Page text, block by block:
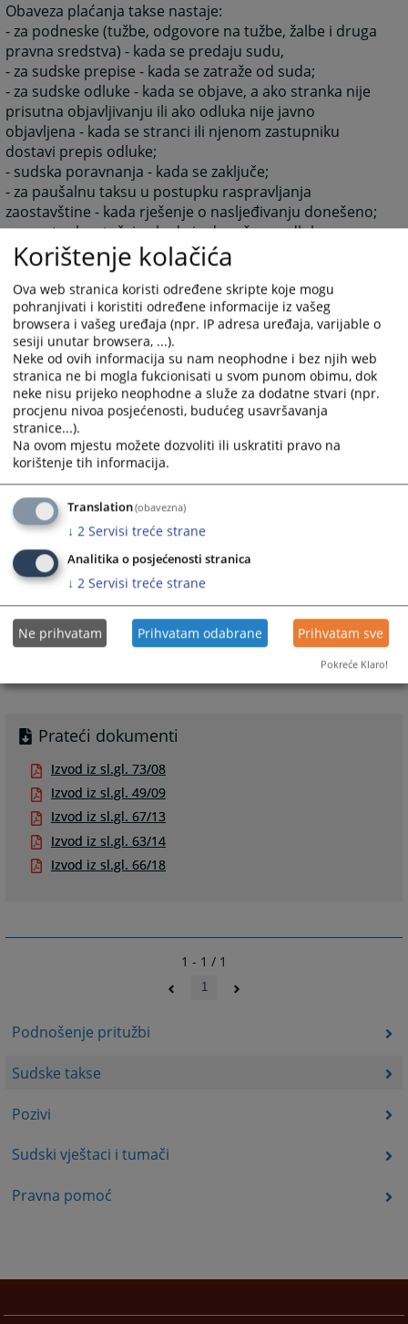
Podnošenje pritužbi
Sudske takse
Pozivi
Sudski vještaci i tumači
Pravna pomoć
Obaveza plaćanja takse nastaje:
- za podneske (tužbe, odgovore na tužbe, žalbe i druga
pravna sredstva) - kada se predaju sudu,
- za sudske prepise - kada se zatraže od suda;
- za sudske odluke - kada se objave, a ako stranka nije
prisutna objavljivanju ili ako odluka nije javno
objavljena - kada se stranci ili njenom zastupniku
dostavi prepis odluke;
- sudska poravnanja - kada se zaključe;
- za paušalnu taksu u postupku raspravljanja
zaostavštine - kada rješenje o nasljeđivanju donešeno;
- u postupku stečaja - kada je donešena odluka o
glavnoj diobi u postupku stečaja .
u postupku likvidacije: danom donošenja rješenja o
zaključenju likvidacionog postupka.
- za ostale radnje - kada se zatraži njihovo
preduzimanje.
Ako stranka sudu dostavi podnesak bez dokaza o
paćenoj taksi, sud će pozvati stranku, odnosno njenog
punomoćnika da uplati odgovarajuću taksu u roku od
8 (osam) dana, pa u koliko stranka ne uplati taksu u
ovom roku sud će nastaviti postupak i pristupiti
prinudnoj naplati takse.
1986
Linkovi
Izračunajte vrijednost sudske takse za vaš predmet
Prateći dokumenti
Izvod iz sl.gl. 73/08
Izvod iz sl.gl. 49/09
Izvod iz sl.gl. 67/13
Izvod iz sl.gl. 63/14
Izvod iz sl.gl. 66/18
1 - 1 / 1
1
Korištenje kolačića
Ova web stranica koristi određene skripte koje mogu
pohranjivati i koristiti određene informacije iz vašeg
browsera i vašeg uređaja (npr. IP adresa uređaja, varijable o
sesiji unutar browsera, ...).
Neke od ovih informacija su nam neophodne i bez njih web
stranica ne bi mogla fukcionisati u svom punom obimu, dok
neke nisu prijeko neophodne a služe za dodatne stvari (npr.
procjenu nivoa posjećenosti, budućeg usavršavanja
stranice...).
Na ovom mjestu možete dozvoliti ili uskratiti pravo na
korištenje tih informacija.
Translation(obavezna)
↓ 2 Servisi treće strane
Analitika o posjećenosti stranica
↓ 2 Servisi treće strane
Ne prihvatam Prihvatam odabrane Prihvatam sve
Pokreće Klaro!